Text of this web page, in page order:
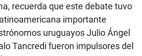
recuerda que este debate tuvo
importante
uruguayos Julio Ángel
Tancredi fueron impulsores del